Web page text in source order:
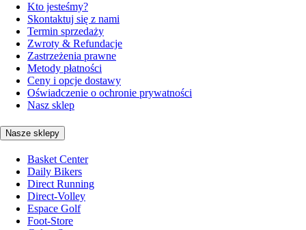
Kto jesteśmy?
Skontaktuj się z nami
Termin sprzedaży
Zwroty & Refundacje
Zastrzeżenia prawne
Metody płatności
Ceny i opcje dostawy
Oświadczenie o ochronie prywatności
Nasz sklep
Nasze sklepy
Basket Center
Daily Bikers
Direct Running
Direct-Volley
Espace Golf
Foot-Store